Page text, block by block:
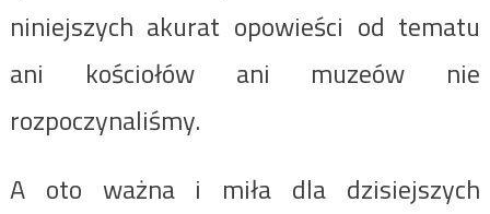
niniejszych akurat opowieści od tematu
ani kościołów ani muzeów nie
rozpoczynaliśmy.
A oto ważna i miła dla dzisiejszych